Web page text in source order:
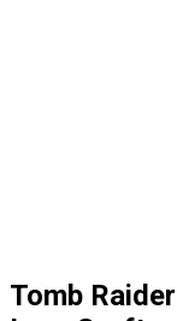
Tomb